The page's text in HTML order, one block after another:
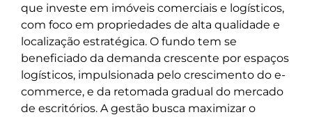
que investe em imóveis comerciais e logísticos,
com foco em propriedades de alta qualidade e
localização estratégica. O fundo tem se
beneficiado da demanda crescente por espaços
logísticos, impulsionada pelo crescimento do e-
commerce, e da retomada gradual do mercado
de escritórios. A gestão busca maximizar o